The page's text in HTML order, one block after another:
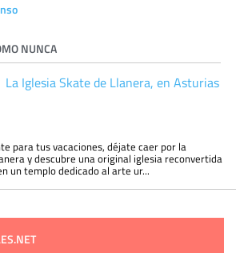
NUNCA
La Iglesia Skate de Llanera, en Asturias
para tus vacaciones, déjate caer por la
y descubre una original iglesia reconvertida
un templo dedicado al arte ur...